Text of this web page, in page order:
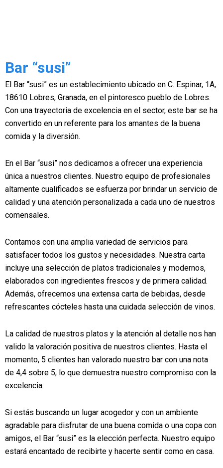
Bar “susi”
El Bar “susi” es un establecimiento ubicado en C. Espinar, 1A,
18610 Lobres, Granada, en el pintoresco pueblo de Lobres.
Con una trayectoria de excelencia en el sector, este bar se ha
convertido en un referente para los amantes de la buena
comida y la diversión.
En el Bar “susi” nos dedicamos a ofrecer una experiencia
única a nuestros clientes. Nuestro equipo de profesionales
altamente cualificados se esfuerza por brindar un servicio de
calidad y una atención personalizada a cada uno de nuestros
comensales.
Contamos con una amplia variedad de servicios para
satisfacer todos los gustos y necesidades. Nuestra carta
incluye una selección de platos tradicionales y modernos,
elaborados con ingredientes frescos y de primera calidad.
Además, ofrecemos una extensa carta de bebidas, desde
refrescantes cócteles hasta una cuidada selección de vinos.
La calidad de nuestros platos y la atención al detalle nos han
valido la valoración positiva de nuestros clientes. Hasta el
momento, 5 clientes han valorado nuestro bar con una nota
de 4,4 sobre 5, lo que demuestra nuestro compromiso con la
excelencia.
Si estás buscando un lugar acogedor y con un ambiente
agradable para disfrutar de una buena comida o una copa con
amigos, el Bar “susi” es la elección perfecta. Nuestro equipo
estará encantado de recibirte y hacerte sentir como en casa.